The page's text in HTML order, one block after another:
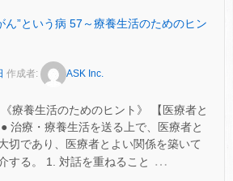
ん”という病 57～療養生活のためのヒン
作成者: ASK Inc.
療養生活のためのヒント》 【医療者と
治療・療養生活を送る上で、医療者と
切であり、医療者とよい関係を築いて
する。 1. 対話を重ねること
…